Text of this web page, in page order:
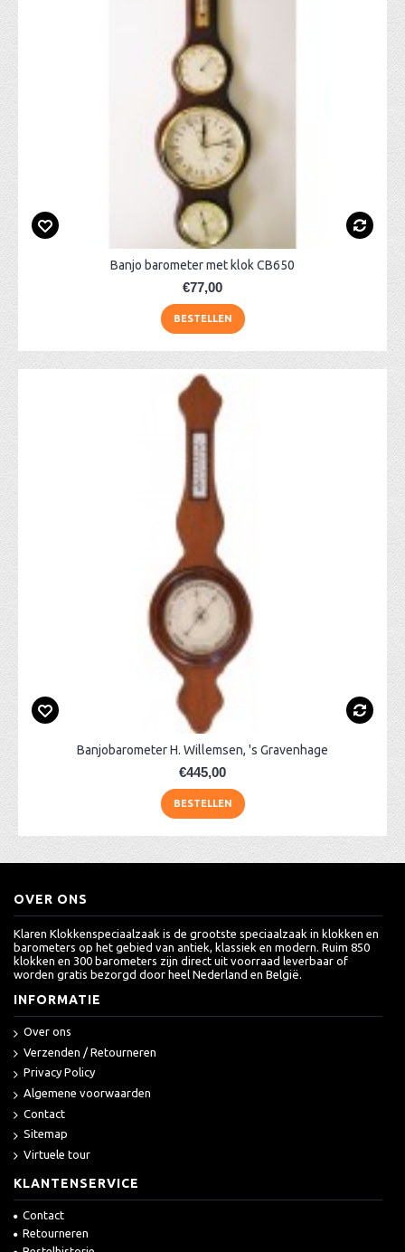
Banjo barometer met klok CB650
€77,00
BESTELLEN
Banjobarometer H. Willemsen, 's Gravenhage
€445,00
BESTELLEN
OVER ONS
Klaren Klokkenspeciaalzaak is de grootste speciaalzaak in klokken en
barometers op het gebied van antiek, klassiek en modern. Ruim 850
klokken en 300 barometers zijn direct uit voorraad leverbaar of
worden gratis bezorgd door heel Nederland en België.
INFORMATIE
Over ons
Verzenden / Retourneren
Privacy Policy
Algemene voorwaarden
Contact
Sitemap
Virtuele tour
KLANTENSERVICE
Contact
Retourneren